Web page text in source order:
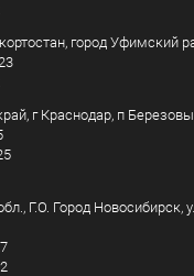
город Уфимский
г Краснодар, п
Г.О. Город Новосибирск,